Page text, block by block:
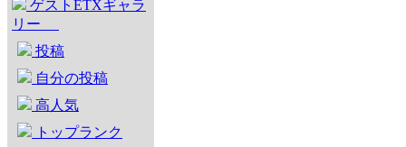
ゲストETXギャラ
リー
投稿
自分の投稿
高人気
トップランク